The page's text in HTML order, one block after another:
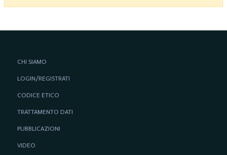
CHI SIAMO
LOGIN/REGISTRATI
CODICE ETICO
TRATTAMENTO DATI
PUBBLICAZIONI
VIDEO